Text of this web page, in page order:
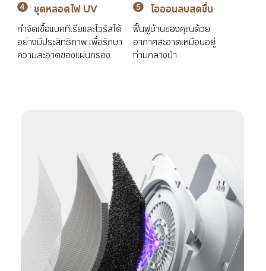
ชุดหลอดไฟ UV
กำจัดเชื้อแบคทีเรียและไวรัสได้
อย่างมีประสิทธิภาพ เพื่อรักษา
ความสะอาดของแผ่นกรอง
ไอออนลบสดชื่น
ฟื้นฟูบ้านของคุณด้วย
อากาศสะอาดเหมือนอยู่
ท่ามกลางป่า